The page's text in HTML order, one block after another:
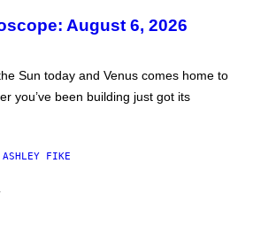
August 6, 2026
Sun today and Venus comes home to
you’ve been building just got its
ASHLEY FIKE